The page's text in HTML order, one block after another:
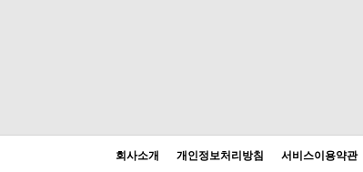
회사소개 개인정보처리방침 서비스이용약관